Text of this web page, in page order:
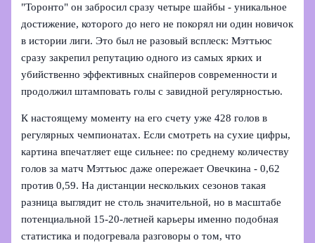
"Торонто" он забросил сразу четыре шайбы - уникальное
достижение, которого до него не покорял ни один новичок
в истории лиги. Это был не разовый всплеск: Мэттьюс
сразу закрепил репутацию одного из самых ярких и
убийственно эффективных снайперов современности и
продолжил штамповать голы с завидной регулярностью.
К настоящему моменту на его счету уже 428 голов в
регулярных чемпионатах. Если смотреть на сухие цифры,
картина впечатляет еще сильнее: по среднему количеству
голов за матч Мэттьюс даже опережает Овечкина - 0,62
против 0,59. На дистанции нескольких сезонов такая
разница выглядит не столь значительной, но в масштабе
потенциальной 15-20‑летней карьеры именно подобная
статистика и подогревала разговоры о том, что